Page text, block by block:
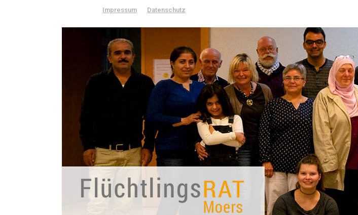
Impressum Datenschutz